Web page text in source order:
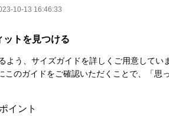
10-13 16:46:33
トを見つける
う、サイズガイドを詳しくご用意してい
のガイドをご確認いただくことで、「思
イント